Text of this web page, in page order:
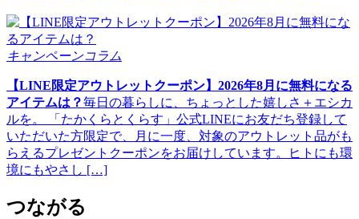
キャンペーンコラム
【LINE限定アウトレットクーポン】2026年8月に無料になる
アイテムは？毎日の暮らしに、ちょっとした嬉しさ＋エシカ
ルを。 「たかくらとくらす」公式LINEにお友だち登録して
いただいた方限定で、月に一度、対象のアウトレット品がも
らえるプレゼントクーポンをお届けしています。ヒトにも環
境にもやさし […]
つながる